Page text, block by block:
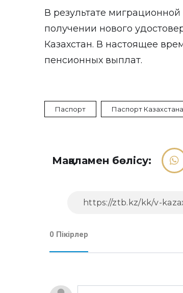
В результате
получении нового
Казахстан. В настоящее
пенсионных выплат.
Паспорт Паспорт Казахстана
Мақаламен бөлісу:
0 Пікірлер